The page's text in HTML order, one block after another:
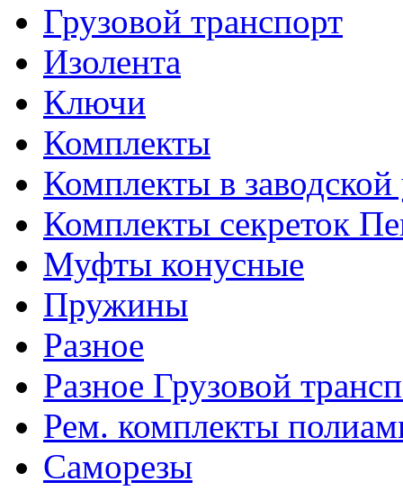
Грузовой транспорт
Изолента
Ключи
Комплекты
Комплекты в заводской
Комплекты секреток
Муфты конусные
Пружины
Разное
Разное Грузовой
Рем. комплекты
Саморезы